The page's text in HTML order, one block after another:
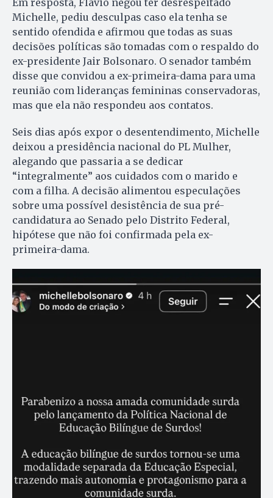
Em resposta, Flávio negou ter desrespeitado
Michelle, pediu desculpas caso ela tenha se
sentido ofendida e afirmou que todas as suas
decisões políticas são tomadas com o respaldo do
ex-presidente Jair Bolsonaro. O senador também
disse que convidou a ex-primeira-dama para uma
reunião com lideranças femininas conservadoras,
mas que ela não respondeu aos contatos.
Seis dias após expor o desentendimento, Michelle
deixou a presidência nacional do PL Mulher,
alegando que passaria a se dedicar
“integralmente” aos cuidados com o marido e
com a filha. A decisão alimentou especulações
sobre uma possível desistência de sua pré-
candidatura ao Senado pelo Distrito Federal,
hipótese que não foi confirmada pela ex-
primeira-dama.